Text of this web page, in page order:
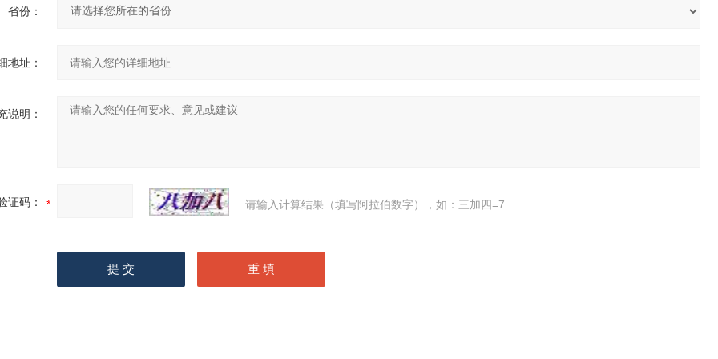
省份：
地址：
说明：
证码： 请输入计算结果（填写阿拉伯数字），如：三加四=7